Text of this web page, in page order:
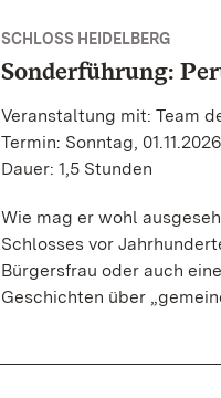
SCHLOSS HEIDELBERG
Sonderführung:
Veranstaltung mit: Team
Termin: Sonntag,
Dauer: 1,5 Stunden
Wie mag er wohl
Schlosses vor
Bürgersfrau oder auch
Geschichten über